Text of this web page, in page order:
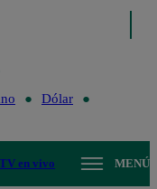
Dólar
TV en vivo MENÚ